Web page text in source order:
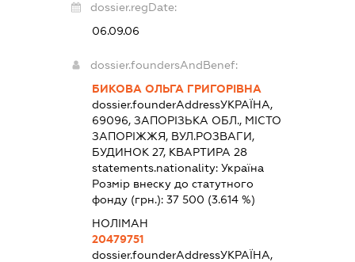
dossier.regDate:
06.09.06
dossier.foundersAndBenef:
БИКОВА ОЛЬГА ГРИГОРІВНА
dossier.founderAddressУКРАЇНА,
69096, ЗАПОРІЗЬКА ОБЛ., МІСТО
ЗАПОРІЖЖЯ, ВУЛ.РОЗВАГИ,
БУДИНОК 27, КВАРТИРА 28
statements.nationality:Україна
Розмір внеску до статутного
фонду (грн.):37 500 (3.614 %)
НОЛІМАН
20479751
dossier.founderAddressУКРАЇНА,